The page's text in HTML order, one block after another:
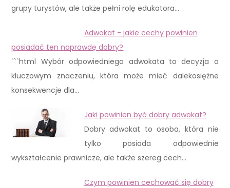
grupy turystów, ale także pełni rolę edukatora…
Adwokat - jakie cechy powinien
posiadać ten naprawdę dobry?
```html Wybór odpowiedniego adwokata to decyzja o
kluczowym znaczeniu, która może mieć dalekosiężne
konsekwencje dla…
Jaki powinien być dobry adwokat?
Dobry adwokat to osoba, która nie
tylko posiada odpowiednie
wykształcenie prawnicze, ale także szereg cech…
Czym powinien cechować się dobry